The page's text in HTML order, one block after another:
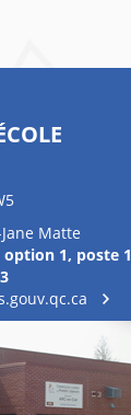
Matte
option 1, poste 1